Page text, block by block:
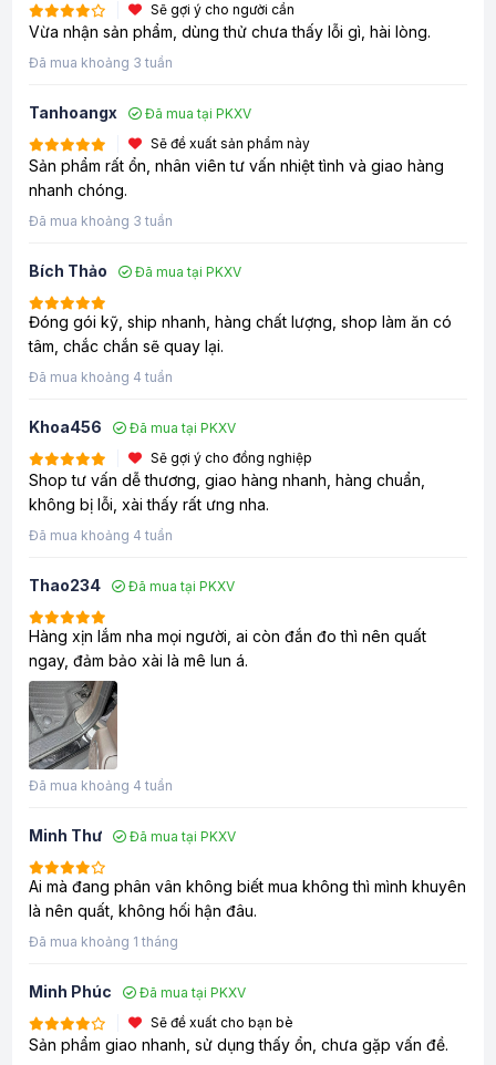
Sẽ gợi ý cho người cần
Vừa nhận sản phẩm, dùng thử chưa thấy lỗi gì, hài lòng.
Đã mua khoảng 3 tuần
Tanhoangx
Đã mua tại PKXV
Sẽ đề xuất sản phẩm này
Sản phẩm rất ổn, nhân viên tư vấn nhiệt tình và giao hàng
nhanh chóng.
Đã mua khoảng 3 tuần
Bích Thảo Đã mua tại PKXV
Đóng gói kỹ, ship nhanh, hàng chất lượng, shop làm ăn có
tâm, chắc chắn sẽ quay lại.
Đã mua khoảng 4 tuần
Khoa456
Đã mua tại PKXV
Sẽ gợi ý cho đồng nghiệp
Shop tư vấn dễ thương, giao hàng nhanh, hàng chuẩn,
không bị lỗi, xài thấy rất ưng nha.
Đã mua khoảng 4 tuần
Thao234 Đã mua tại PKXV
Hàng xịn lắm nha mọi người, ai còn đắn đo thì nên quất
ngay, đảm bảo xài là mê lun á.
Đã mua khoảng 4 tuần
Minh Thư Đã mua tại PKXV
Ai mà đang phân vân không biết mua không thì mình khuyên
là nên quất, không hối hận đâu.
Đã mua khoảng 1 tháng
Minh Phúc
Đã mua tại PKXV
Sẽ đề xuất cho bạn bè
Sản phẩm giao nhanh, sử dụng thấy ổn, chưa gặp vấn đề.